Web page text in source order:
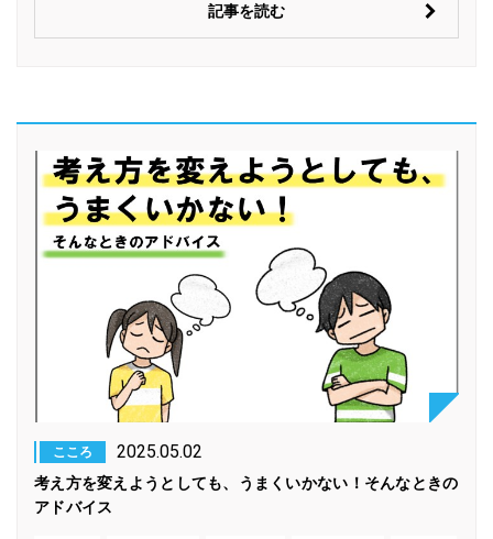
記事を読む
こころ 2025.05.02
考え方を変えようとしても、うまくいかない！そんなときの
アドバイス